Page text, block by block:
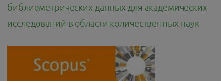
библиометрических данных для академических
исследований в области количественных наук